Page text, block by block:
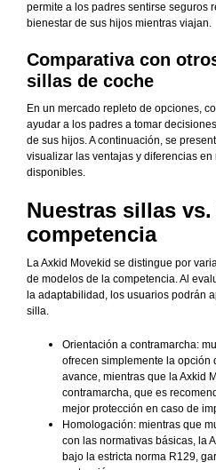
permite a los padres sentirse seguros
bienestar de sus hijos mientras viajan.
Comparativa con
sillas de coche
En un mercado repleto de opciones,
ayudar a los padres a tomar
de sus hijos. A continuación, se
visualizar las ventajas y diferencias
disponibles.
Nuestras sillas
competencia
La Axkid Movekid se distingue por
de modelos de la competencia. Al
la adaptabilidad, los usuarios podrán
silla.
Orientación a contramarcha:
ofrecen simplemente la opción
avance, mientras que la Axkid
contramarcha, que es
mejor protección en caso de
Homologación: mientras que
con las normativas básicas, la
bajo la estricta norma R129,